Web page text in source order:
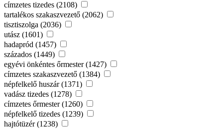
címzetes tizedes (2108)
tartalékos szakaszvezető (2062)
tisztiszolga (2036)
utász (1601)
hadapród (1457)
százados (1449)
egyévi önkéntes őrmester (1427)
címzetes szakaszvezető (1384)
népfelkelő huszár (1371)
vadász tizedes (1278)
címzetes őrmester (1260)
népfelkelő tizedes (1239)
hajtótüzér (1238)